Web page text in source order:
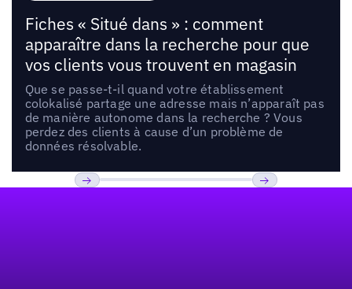
Fiches « Situé dans » : comment
apparaître dans la recherche pour que
vos clients vous trouvent en magasin
Que se passe-t-il quand votre établissement
colokalisé partage une adresse mais n’apparaît pas
de manière autonome dans la recherche ? Vous
perdez des clients à cause d’un problème de
données résolvable.